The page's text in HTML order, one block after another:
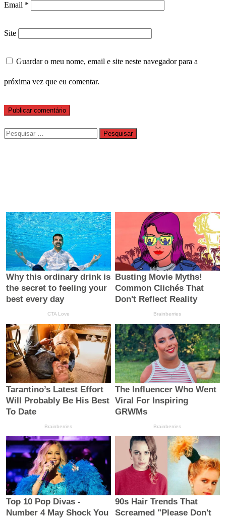
Email *
Site
Guardar o meu nome, email e site neste navegador para a
próxima vez que eu comentar.
Pesquisar
por: